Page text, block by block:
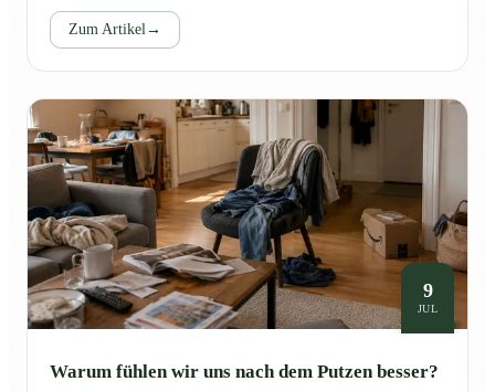
Zum Artikel →
9
JUL
Warum fühlen wir uns nach dem Putzen besser?